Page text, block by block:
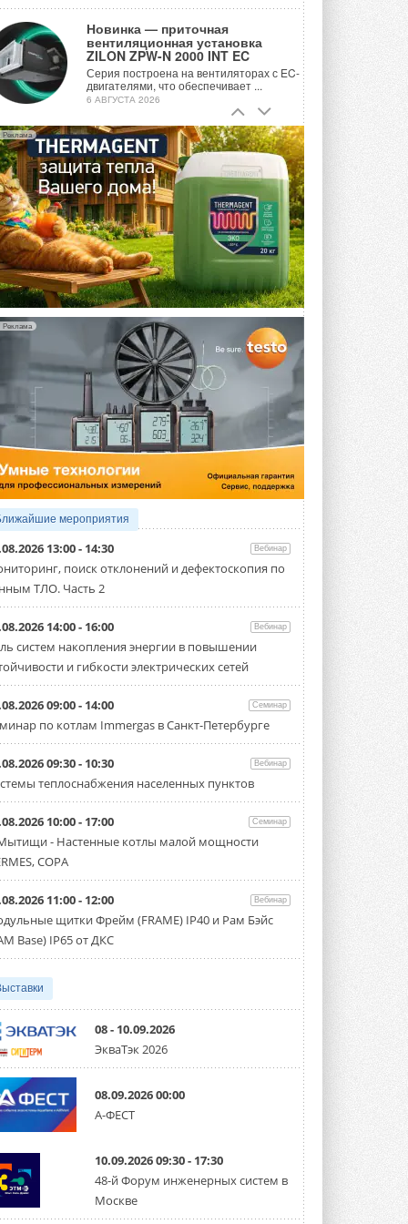
Новинка — приточная
вентиляционная установка
ZILON ZPW-N 2000 INT EC
Серия построена на вентиляторах с EC-
двигателями, что обеспечивает ...
6 АВГУСТА 2026
Учёные ЮУрГУ создали
каскадную установку,
объединяющую солнечную и
геотермальную энергию
Природосберегающие технологии ...
6 АВГУСТА 2026
Для Арктики создали
технологию защиты
ветрогенераторов от аварий
Разработка учитывает влияние
мерзлоты, обледенения и снеговых ...
6 АВГУСТА 2026
Гибридный тепловой насос PV/T
с одним общим испарителем
Исследователи предложили
конструкцию двухисточникового ...
5 АВГУСТА 2026
21-й ежегодный форум
«ЦОД-2026»
Мероприятие пройдет 2-3 сентября в
отеле Radisson Slavyanskaya. Форум
посетит более двух тысяч участников ...
5 АВГУСТА 2026
Китайская Shenling представила
линейку тепловых насосов
«воздух-вода» на R290
Серия ThermaX R290 All-In-One
включает три модели ...
Тепловые насосы в связке с
солнечной генерацией и
накопителем снижают
потребление на 60%
Исследователи из Италии установили ...
4 АВГУСТА 2026
«РУСКЛИМАТ Fest 2026» в Уфе
собрал свыше 700 профи
климатической отрасли
Организатором выступил торгово-
производственный холдинг ...
ЦОД с плотностью 54 кВт на
стойку
Испытания прошли на собственной
производственной площадке и были ...
3 АВГУСТА 2026
систему DVM на R32
Линейка включает семь типоразмеров
производительностью от 22,4 до 56 кВт.
Суммарная длина трубопроводов ...
3 АВГУСТА 2026
«СиСофт Девелопмент» подвел
итоги конкурса студенческих
стартует уже в сентябре 2026 года ...
3 АВГУСТА 2026
«Русклимат» укрепляет
Реклама
Реклама
мероприятия
13:00 - 14:30 Вебинар
поиск отклонений и дефектоскопия по
ТЛО. Часть 2
14:00 - 16:00 Вебинар
систем накопления энергии в повышении
и гибкости электрических сетей
09:00 - 14:00 Семинар
по котлам Immergas в Санкт-Петербурге
09:30 - 10:30 Вебинар
теплоснабжения населенных пунктов
10:00 - 17:00 Семинар
- Настенные котлы малой мощности
COPA
11:00 - 12:00 Вебинар
щитки Фрейм (FRAME) IP40 и Рам Бэйс
Base) IP65 от ДКС
08 - 10.09.2026
ЭкваТэк 2026
08.09.2026 00:00
А-ФЕСТ
10.09.2026 09:30 - 17:30
48-й Форум инженерных систем в
Москве